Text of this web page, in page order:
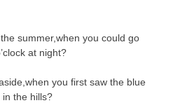
summer,when you could go
at night?
you first saw the blue
the hills?